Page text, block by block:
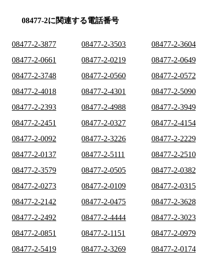
08477-2に関連する電話番号
08477-2-3877 08477-2-3503
08477-2-3604
08477-2-0661
08477-2-0219
08477-2-0649
08477-2-3748
08477-2-0560
08477-2-0572
08477-2-4018
08477-2-4301
08477-2-5090
08477-2-2393
08477-2-4988
08477-2-3949
08477-2-2451
08477-2-0327
08477-2-4154
08477-2-0092
08477-2-3226
08477-2-2229
08477-2-0137
08477-2-5111
08477-2-2510
08477-2-3579
08477-2-0505
08477-2-0382
08477-2-0273
08477-2-0109
08477-2-0315
08477-2-2142
08477-2-0475
08477-2-3628
08477-2-2492
08477-2-4444
08477-2-3023
08477-2-0851
08477-2-1151
08477-2-0979
08477-2-5419
08477-2-3269
08477-2-0174